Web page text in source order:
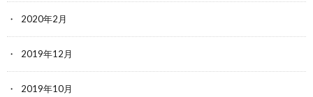
2020年2月
2019年12月
2019年10月